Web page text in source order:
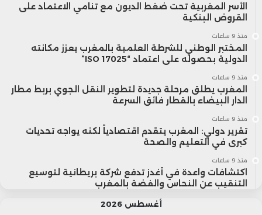
الأسر المغربية تحت ضغط الديون مع تنامي الاعتماد على
القروض البنكية
منذ 9 ساعات
المختبر الوطني للشرطة العلمية بالمغرب يعزز مكانته
الدولية بحصوله على اعتماد “ISO 17025”
منذ 9 ساعات
المغرب يطلق مرحلة جديدة لتطوير النقل الجوي بربط مطار
الدار البيضاء بالقطار فائق السرعة
منذ 9 ساعات
تقرير دولي: المغرب يتقدم اقتصادياً لكنه يواجه تحديات
كبرى في التعليم والصحة
منذ 9 ساعات
اكتشافات واعدة في أغدز تدفع شركة بريطانية لتوسيع
التنقيب عن النحاس والفضة بالمغرب
أغسطس 2026